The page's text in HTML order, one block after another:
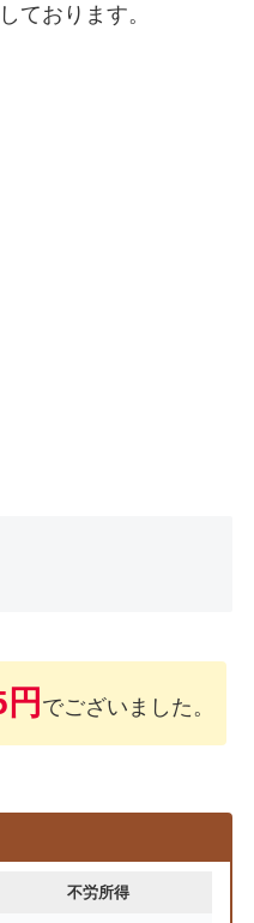
ております。
でございました。
不労所得